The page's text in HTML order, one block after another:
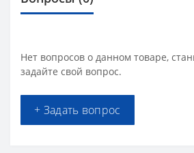
Нет вопросов о данном товаре,
задайте свой вопрос.
+ Задать вопрос